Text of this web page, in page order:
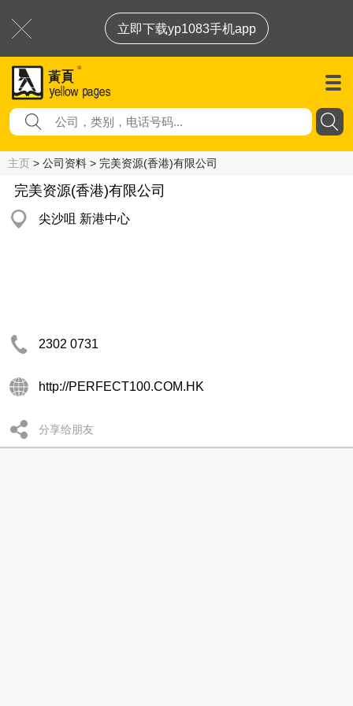
立即下载yp1083手机app
主页 > 公司资料 > 完美资源(香港)有限公司
完美资源(香港)有限公司
尖沙咀 新港中心
2302 0731
http://PERFECT100.COM.HK
分享给朋友